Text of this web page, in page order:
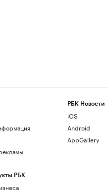
РБК
РБК Новости
iOS
Android
AppGallery